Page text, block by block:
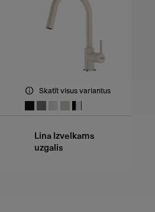
Skatīt visus variantus
Lina Izvelkams
uzgalis